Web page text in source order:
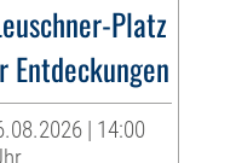
Platz
Entdeckungen
| 14:00